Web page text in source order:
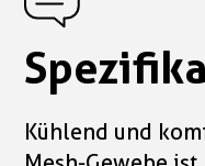
Kühlend und